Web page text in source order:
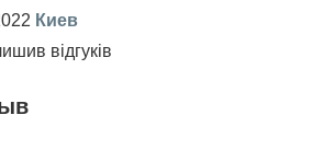
Киев
відгуків